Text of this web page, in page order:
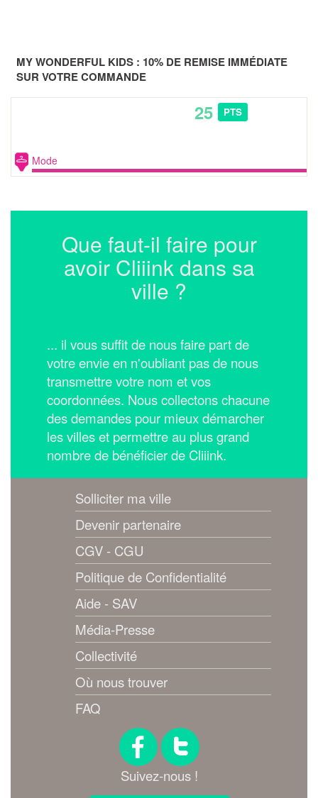
MY WONDERFUL KIDS : 10% DE REMISE IMMÉDIATE
SUR VOTRE COMMANDE
25 PTS
Mode
Que faut-il faire pour
avoir Cliiink dans sa
ville ?
... il vous suffit de nous faire part de
votre envie en n'oubliant pas de nous
transmettre votre nom et vos
coordonnées. Nous collectons chacune
des demandes pour mieux démarcher
les villes et permettre au plus grand
nombre de bénéficier de Cliiink.
Solliciter ma ville
Devenir partenaire
CGV - CGU
Politique de Confidentialité
Aide - SAV
Média-Presse
Collectivité
Où nous trouver
FAQ
Suivez-nous !